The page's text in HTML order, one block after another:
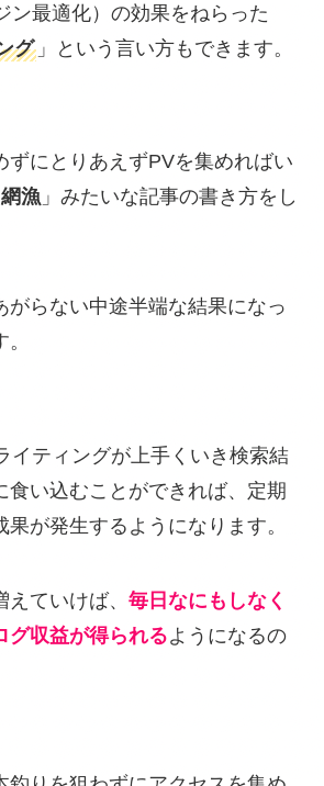
ン最適化）の効果をねらった
グ」という言い方もできます。
ずにとりあえずPVを集めればい
漁」みたいな記事の書き方をし
がらない中途半端な結果になっ
イティングが上手くいき検索結
食い込むことができれば、定期
が発生するようになります。
ていけば、 毎日なにもしなく
グ収益が得られるようになるの